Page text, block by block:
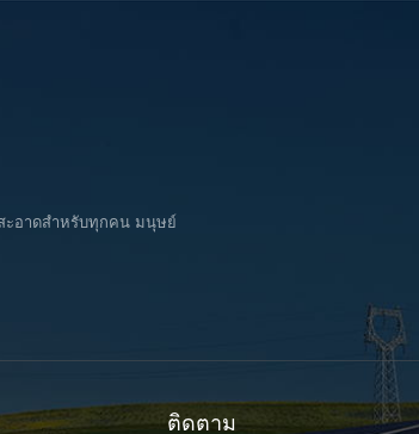
ะอาดสำหรับทุกคน มนุษย์
ติดตาม